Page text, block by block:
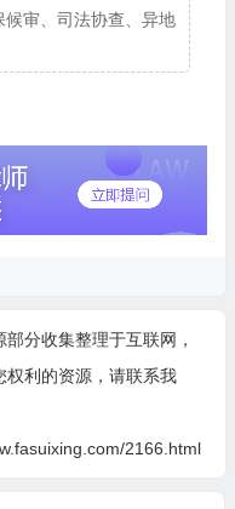
候审、司法协查、异地
分收集整理于互联网，
权利的资源，请联系我
2166.html